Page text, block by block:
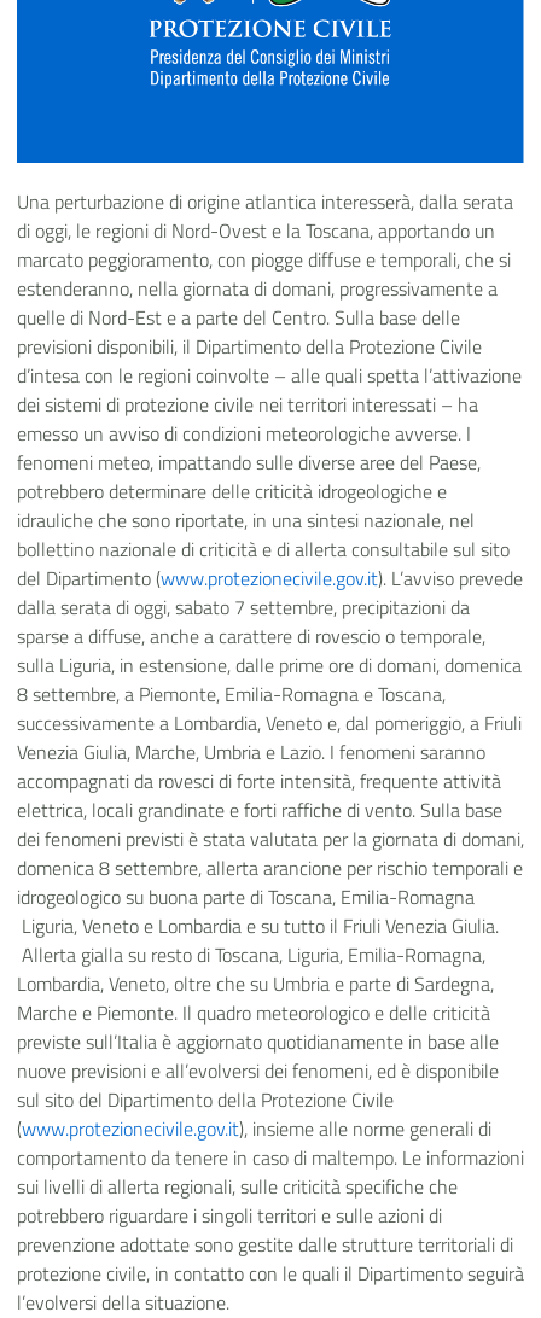
Una perturbazione di origine atlantica interesserà, dalla serata
di oggi, le regioni di Nord-Ovest e la Toscana, apportando un
marcato peggioramento, con piogge diffuse e temporali, che si
estenderanno, nella giornata di domani, progressivamente a
quelle di Nord-Est e a parte del Centro.Sulla base delle
previsioni disponibili, il Dipartimento della Protezione Civile
d’intesa con le regioni coinvolte – alle quali spetta l’attivazione
dei sistemi di protezione civile nei territori interessati – ha
emesso un avviso di condizioni meteorologiche avverse. I
fenomeni meteo, impattando sulle diverse aree del Paese,
potrebbero determinare delle criticità idrogeologiche e
idrauliche che sono riportate, in una sintesi nazionale, nel
bollettino nazionale di criticità e di allerta consultabile sul sito
del Dipartimento (www.protezionecivile.gov.it). L’avviso prevede
dalla serata di oggi, sabato 7 settembre, precipitazioni da
sparse a diffuse, anche a carattere di rovescio o temporale,
sulla Liguria, in estensione, dalle prime ore di domani, domenica
8 settembre, a Piemonte, Emilia-Romagna e Toscana,
successivamente a Lombardia, Veneto e, dal pomeriggio, a Friuli
Venezia Giulia, Marche, Umbria e Lazio. I fenomeni saranno
accompagnati da rovesci di forte intensità, frequente attività
elettrica, locali grandinate e forti raffiche di vento.Sulla base
dei fenomeni previsti è stata valutata per la giornata di domani,
domenica 8 settembre, allerta arancione per rischio temporali e
idrogeologico su buona parte di Toscana, Emilia-Romagna
Liguria, Veneto e Lombardia e su tutto il Friuli Venezia Giulia.
Allerta gialla su resto di Toscana, Liguria, Emilia-Romagna,
Lombardia, Veneto, oltre che su Umbria e parte di Sardegna,
Marche e Piemonte. Il quadro meteorologico e delle criticità
previste sull’Italia è aggiornato quotidianamente in base alle
nuove previsioni e all’evolversi dei fenomeni, ed è disponibile
sul sito del Dipartimento della Protezione Civile
(www.protezionecivile.gov.it), insieme alle norme generali di
comportamento da tenere in caso di maltempo. Le informazioni
sui livelli di allerta regionali, sulle criticità specifiche che
potrebbero riguardare i singoli territori e sulle azioni di
prevenzione adottate sono gestite dalle strutture territoriali di
protezione civile, in contatto con le quali il Dipartimento seguirà
l’evolversi della situazione.